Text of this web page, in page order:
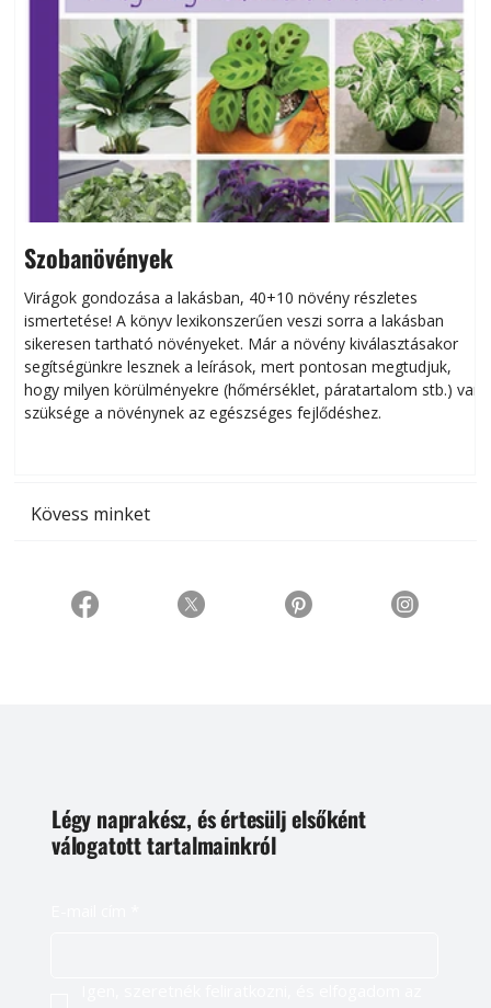
Szobanövények
Virágok gondozása a lakásban, 40+10 növény részletes
ismertetése! A könyv lexikonszerűen veszi sorra a lakásban
sikeresen tart­ha­tó növényeket. Már a növény kiválasztásakor
segítségünkre lesznek a leírások, mert pontosan megtudjuk,
hogy milyen körülményekre (hőmérséklet, páratartalom stb.) van
szüksége a növénynek az egészséges fejlődéshez.
Kövess minket
Légy naprakész, és értesülj elsőként
válogatott tartalmainkról